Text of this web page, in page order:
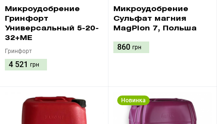
Микроудобрение
Гринфорт
Универсальный 5-20-
32+МЕ
Гринфорт
4 521 грн
Микроудобрение
Сульфат магния
MagPlon 7, Польша
860 грн
Новинка